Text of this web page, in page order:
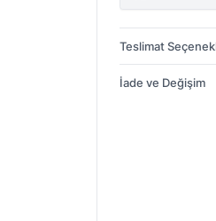
Teslimat
İade ve Değişim